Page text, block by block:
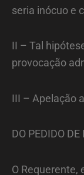
seria inócuo e
II – Tal
provocação
III – Apelação
DO PEDIDO
O